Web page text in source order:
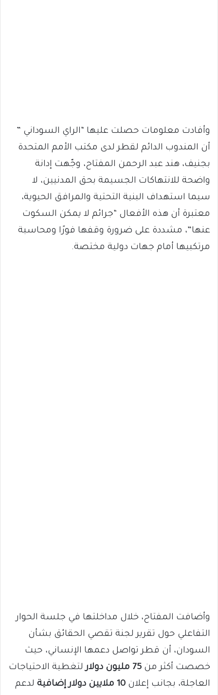
وأفادت معلومات حصلت عليها “الراي السوداني ”
أن المندوب الدائم لقطر لدى مكتب الأمم المتحدة
بجنيف، هند عبد الرحمن المفتاح، وجّهت إدانة
واضحة للانتهاكات الجسيمة بحق المدنيين، لا
سيما استهداف البنية التحتية والمرافق الحيوية،
معتبرة أن هذه الأفعال “جرائم لا يمكن السكوت
عنها”، مشددة على ضرورة وقفها فورًا ومحاسبة
مرتكبيها أمام جهات دولية مختصة.
وأضافت المفتاح، خلال مداخلتها في جلسة الحوار
التفاعلي حول تقرير لجنة تقصي الحقائق بشأن
السودان، أن قطر تواصل دعمها الإنساني، حيث
خصصت أكثر من 75 مليون دولار
لتغطية الاحتياجات
العاجلة، بجانب إعلان 10 ملايين دولار إضافية لدعم